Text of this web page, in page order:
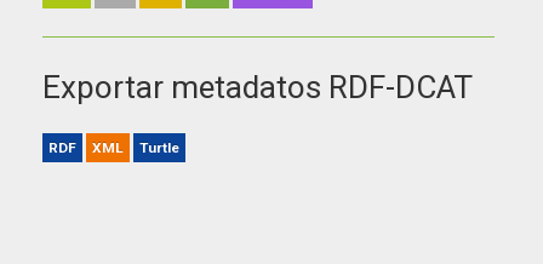
Exportar metadatos RDF-DCAT
RDF XML Turtle